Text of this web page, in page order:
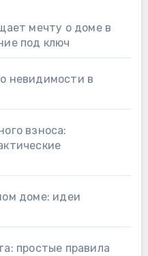
мечту о доме в
под ключ
невидимости в
взноса:
доме: идеи
простые правила